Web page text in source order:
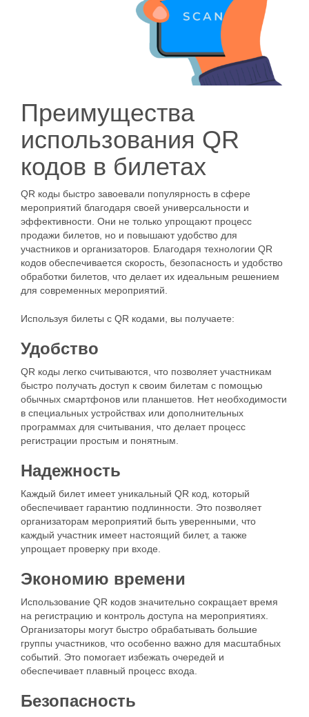
Преимущества
использования QR
кодов в билетах
QR коды быстро завоевали популярность в сфере
мероприятий благодаря своей универсальности и
эффективности. Они не только упрощают процесс
продажи билетов, но и повышают удобство для
участников и организаторов. Благодаря технологии QR
кодов обеспечивается скорость, безопасность и удобство
обработки билетов, что делает их идеальным решением
для современных мероприятий.
Используя билеты с QR кодами, вы получаете:
Удобство
QR коды легко считываются, что позволяет участникам
быстро получать доступ к своим билетам с помощью
обычных смартфонов или планшетов. Нет необходимости
в специальных устройствах или дополнительных
программах для считывания, что делает процесс
регистрации простым и понятным.
Надежность
Каждый билет имеет уникальный QR код, который
обеспечивает гарантию подлинности. Это позволяет
организаторам мероприятий быть уверенными, что
каждый участник имеет настоящий билет, а также
упрощает проверку при входе.
Экономию времени
Использование QR кодов значительно сокращает время
на регистрацию и контроль доступа на мероприятиях.
Организаторы могут быстро обрабатывать большие
группы участников, что особенно важно для масштабных
событий. Это помогает избежать очередей и
обеспечивает плавный процесс входа.
Безопасность